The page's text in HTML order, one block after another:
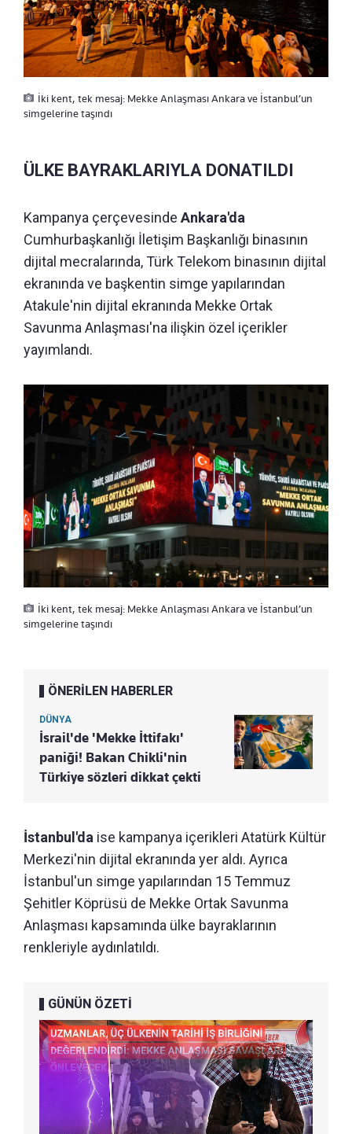
İki kent, tek mesaj: Mekke Anlaşması Ankara ve İstanbul’un
simgelerine taşındı
ÜLKE BAYRAKLARIYLA DONATILDI
Kampanya çerçevesinde Ankara'da
Cumhurbaşkanlığı İletişim Başkanlığı binasının
dijital mecralarında, Türk Telekom binasının dijital
ekranında ve başkentin simge yapılarından
Atakule'nin dijital ekranında Mekke Ortak
Savunma Anlaşması'na ilişkin özel içerikler
yayımlandı.
İki kent, tek mesaj: Mekke Anlaşması Ankara ve İstanbul’un
simgelerine taşındı
ÖNERİLEN HABERLER
DÜNYA
İsrail'de 'Mekke İttifakı'
paniği! Bakan Chikli'nin
Türkiye sözleri dikkat çekti
İstanbul'da ise kampanya içerikleri Atatürk Kültür
Merkezi'nin dijital ekranında yer aldı. Ayrıca
İstanbul'un simge yapılarından 15 Temmuz
Şehitler Köprüsü de Mekke Ortak Savunma
Anlaşması kapsamında ülke bayraklarının
renkleriyle aydınlatıldı.
GÜNÜN ÖZETİ